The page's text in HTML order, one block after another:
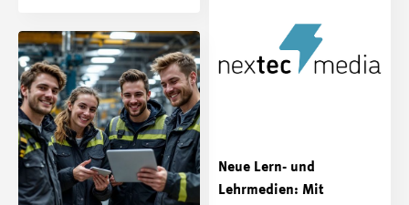
Neue Lern- und
Lehrmedien: Mit